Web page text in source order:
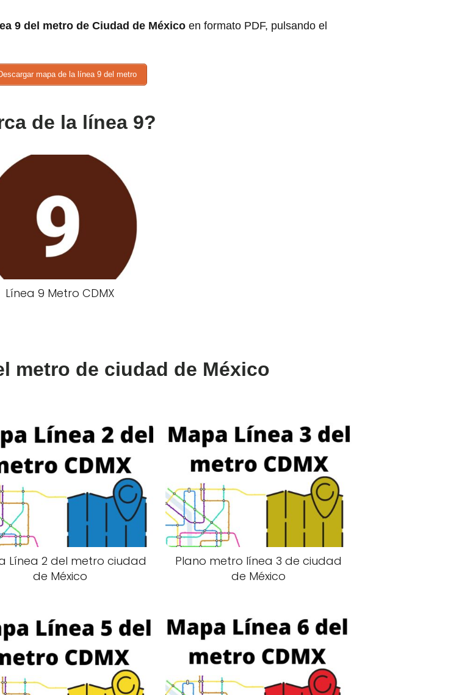
9 del metro de Ciudad de México en formato PDF, pulsando el
mapa de la línea 9 del metro
de la línea 9?
Línea 9 Metro CDMX
metro de ciudad de México
Línea 2 del metro ciudad
de México
Plano metro línea 3 de ciudad
de México